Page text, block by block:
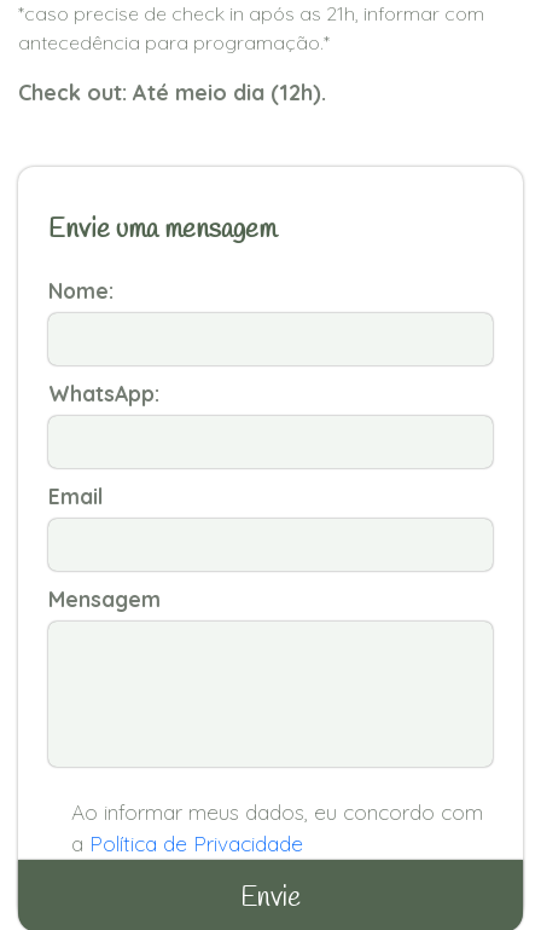
*caso precise de check in após as 21h, informar com
antecedência para programação.*
Check out: Até meio dia (12h).
Envie uma mensagem
Nome:
WhatsApp:
Email
Mensagem
Ao informar meus dados, eu concordo com
a Política de Privacidade